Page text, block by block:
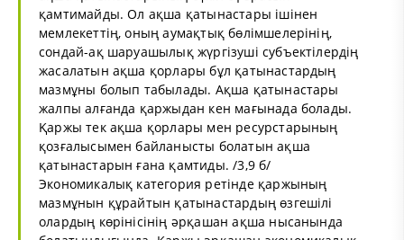
қамтимайды. Ол ақша қатынастары ішінен
мемлекеттің, оның аумақтық бөлімшелерінің,
сондай-ақ шаруашылық жүргізуші субъектілердің
жасалатын ақша қорлары бұл қатынастардың
мазмұны болып табылады. Ақша қатынастары
жалпы алғанда қаржыдан кен мағынада болады.
Қаржы тек ақша қорлары мен ресурстарының
қозғалысымен байланысты болатын ақша
қатынастарын ғана қамтиды. /3,9 б/
Экономикалық категория ретінде қаржының
мазмұнын құрайтын қатынастардың өзгешілі
олардың көрінісінің әрқашан ақша нысанында